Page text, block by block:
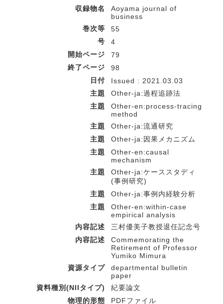
収録物名
Aoyama journal of
business
巻次等
55
号
4
開始ページ
79
終了ページ
98
日付
Issued : 2021.03.03
主題
Other-ja:過程追跡法
主題
Other-en:process-tracing
method
主題
Other-ja:流通研究
主題
Other-ja:因果メカニズム
主題
Other-en:causal
mechanism
主題
Other-ja:ケーススタディ
(事例研究)
主題
Other-ja:事例内経験分析
主題
Other-en:within-case
empirical analysis
内容記述
三村優美子教授退任記念号
内容記述
Commemorating the
Retirement of Professor
Yumiko Mimura
資源タイプ
departmental bulletin
paper
資料種別(NIIタイプ)
紀要論文
物理的形態
PDFファイル